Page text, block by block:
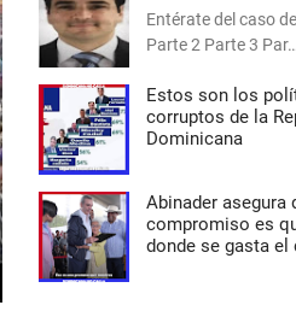
Entérate del caso
Parte 2 Parte 3 Par…
Estos son los
corruptos de la
Dominicana
Abinader asegura
compromiso es
donde se gasta el